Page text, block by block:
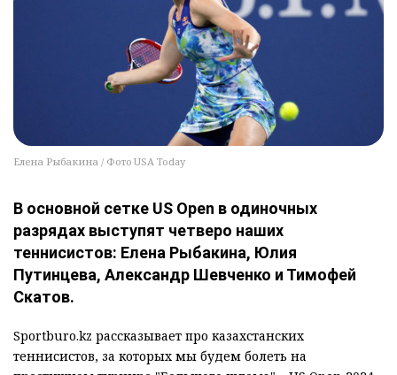
Елена Рыбакина / Фото USA Today
В основной сетке US Open в одиночных
разрядах выступят четверо наших
теннисистов: Елена Рыбакина, Юлия
Путинцева, Александр Шевченко и Тимофей
Скатов.
Sportburo.kz рассказывает про казахстанских
теннисистов, за которых мы будем болеть на